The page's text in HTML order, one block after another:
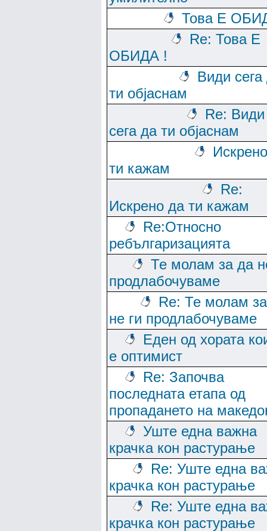
Това Е
Re: Това Е
ОБИДА !
Види сега
ти објаснам
Re: Види
сега да ти објаснам
ти кажам
Re:
Искрено да ти кажам
Re:Относно
ребългаризацията
Те молам за да
продлабочуваме
Re: Те молам
не ги продлабочуваме
Еден од хората
е оптимист
Re: Започва
последната етапа од
пропадането на
Уште една важна
крачка кон растурање
Re: Уште една
крачка кон растурање
Re: Уште една
крачка кон растурање